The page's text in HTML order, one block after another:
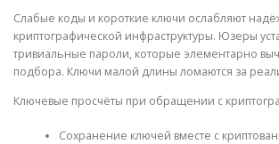
Слабые коды и короткие ключи ослабляют
криптографической инфраструктуры. Юзеры
тривиальные пароли, которые элементарно
подбора. Ключи малой длины ломаются за
Ключевые просчёты при обращении с
Сохранение ключей вместе с